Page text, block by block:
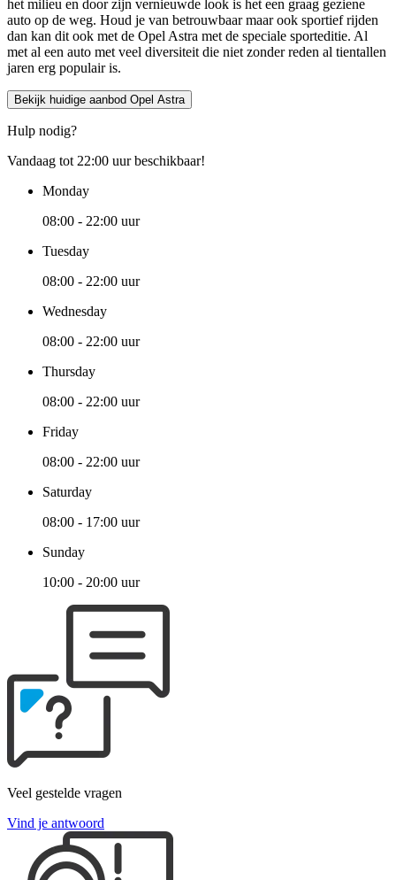
het milieu en door zijn vernieuwde look is het een graag geziene
auto op de weg. Houd je van betrouwbaar maar ook sportief rijden
dan kan dit ook met de Opel Astra met de speciale sporteditie. Al
met al een auto met veel diversiteit die niet zonder reden al tientallen
jaren erg populair is.
Bekijk huidige aanbod Opel Astra
Hulp nodig?
Vandaag tot 22:00 uur beschikbaar!
Monday
08:00 - 22:00 uur
Tuesday
08:00 - 22:00 uur
Wednesday
08:00 - 22:00 uur
Thursday
08:00 - 22:00 uur
Friday
08:00 - 22:00 uur
Saturday
08:00 - 17:00 uur
Sunday
10:00 - 20:00 uur
Veel gestelde vragen
Vind je antwoord